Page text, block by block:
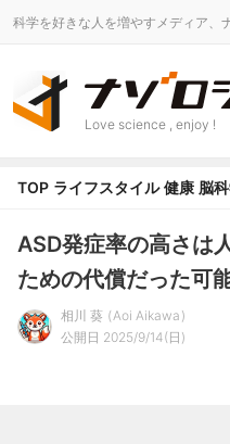
科学を好きな人を増やすメディア、
Love science , enjoy !
TOP ライフスタイル 健康 脳
ASD発症率の高さは
ための代償だった可
相川 葵 Aoi Aikawa
公開日 2025/9/14(日)